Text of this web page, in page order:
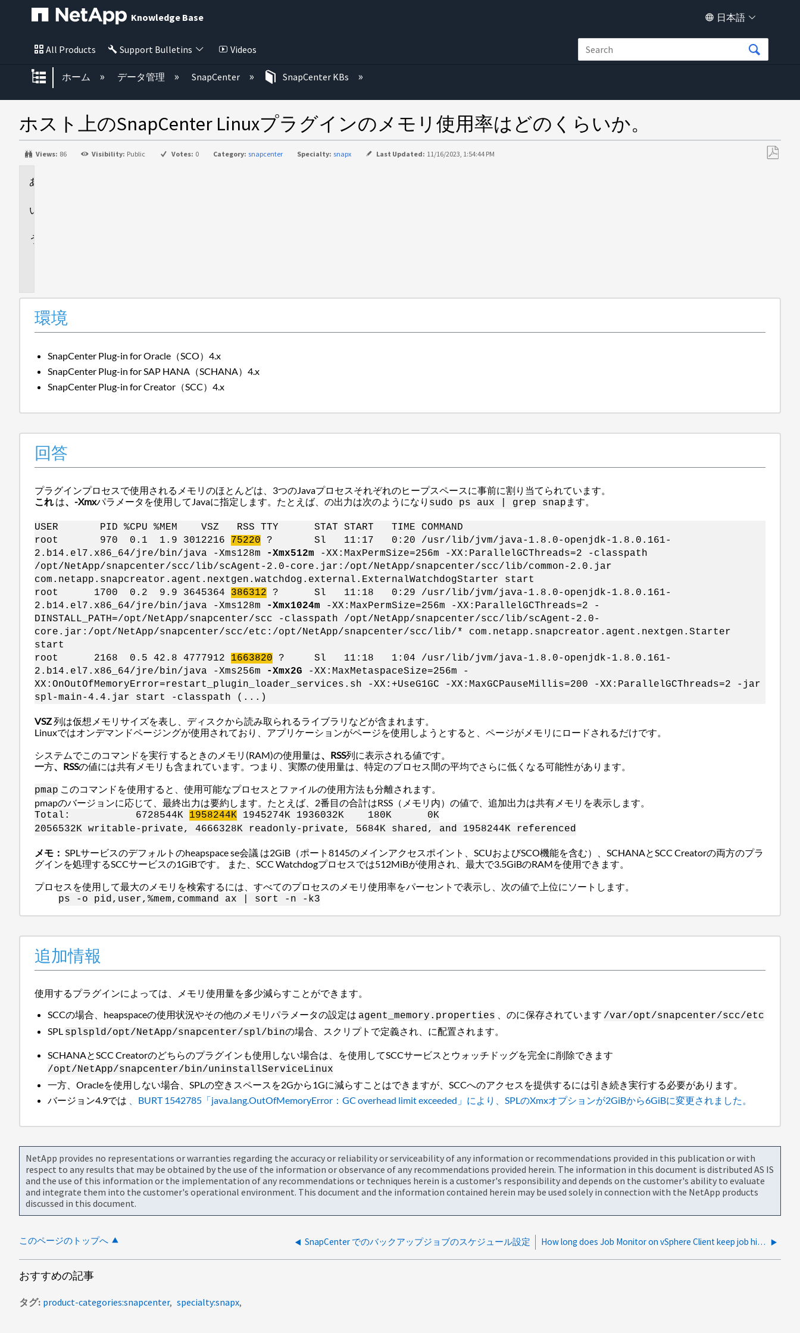
Knowledge Base 日本語
All Products Support Bulletins Videos
グローバル階層を展開/折りたたむ
ホーム データ管理 SnapCenter SnapCenter KBs
ホスト上のSnapCenter Linuxプラグインのメモリ使用率はどのくらいか。
Views: 86 Visibility: Public Votes: 0 Category: snapcenter Specialty: snapx Last Updated: 11/16/2023, 1:54:44 PM
環境
SnapCenter Plug-in for Oracle（SCO）4.x
SnapCenter Plug-in for SAP HANA（SCHANA）4.x
SnapCenter Plug-in for Creator（SCC）4.x
回答
プラグインプロセスで使用されるメモリのほとんどは、3つのJavaプロセスそれぞれのヒープスペースに事前に割り当てられています。
これ は 、-Xmxパラメータを使用してJavaに指定します。たとえば、の出力は次のようになり sudo ps aux | grep snap ます。
USER PID %CPU %MEM VSZ RSS TTY STAT START TIME COMMAND
root 970 0.1 1.9 3012216 75220 ? Sl 11:17 0:20 /usr/lib/jvm/java-1.8.0-openjdk-1.8.0.161-
2.b14.el7.x86_64/jre/bin/java -Xms128m -Xmx512m -XX:MaxPermSize=256m -XX:ParallelGCThreads=2 -classpath
/opt/NetApp/snapcenter/scc/lib/scAgent-2.0-core.jar:/opt/NetApp/snapcenter/scc/lib/common-2.0.jar
com.netapp.snapcreator.agent.nextgen.watchdog.external.ExternalWatchdogStarter start
root 1700 0.2 9.9 3645364 386312 ? Sl 11:18 0:29 /usr/lib/jvm/java-1.8.0-openjdk-1.8.0.161-
2.b14.el7.x86_64/jre/bin/java -Xms128m -Xmx1024m -XX:MaxPermSize=256m -XX:ParallelGCThreads=2 -
DINSTALL_PATH=/opt/NetApp/snapcenter/scc -classpath /opt/NetApp/snapcenter/scc/lib/scAgent-2.0-
core.jar:/opt/NetApp/snapcenter/scc/etc:/opt/NetApp/snapcenter/scc/lib/* com.netapp.snapcreator.agent.nextgen.Starter
start
root 2168 0.5 42.8 4777912 1663820 ? Sl 11:18 1:04 /usr/lib/jvm/java-1.8.0-openjdk-1.8.0.161-
2.b14.el7.x86_64/jre/bin/java -Xms256m -Xmx2G
-XX:MaxMetaspaceSize=256m -
XX:OnOutOfMemoryError=restart_plugin_loader_services.sh -XX:+UseG1GC -XX:MaxGCPauseMillis=200 -XX:ParallelGCThreads=2 -jar
spl-main-4.4.jar start -classpath (...)
VSZ列は仮想メモリサイズを表し、ディスクから読み取られるライブラリなどが含まれます。
Linuxではオンデマンドページングが使用されており、アプリケーションがページを使用しようとすると、ページがメモリにロードされるだけです。
システムでこのコマンドを実行 するときのメモリ(RAM)の使用量は 、RSS列に表示される値です。
一方 、RSSの値には共有メモリも含まれています。つまり、実際の使用量は、特定のプロセス間の平均でさらに低くなる可能性があります。
pmap このコマンドを使用すると、使用可能なプロセスとファイルの使用方法も分離されます。
pmapのバージョンに応じて、最終出力は要約します。たとえば、2番目の合計はRSS（メモリ内）の値で、追加出力は共有メモリを表示します。
Total: 6728544K 1958244K 1945274K 1936032K 180K 0K
2056532K writable-private, 4666328K readonly-private, 5684K shared, and 1958244K referenced
メモ： SPLサービスのデフォルトのheapspace se会議 は2GiB（ポート8145のメインアクセスポイント、SCUおよびSCO機能を含む）、SCHANAとSCC Creatorの両方のプラ
グインを処理するSCCサービスの1GiBです。 また、SCC Watchdogプロセスでは512MiBが使用され、最大で3.5GiBのRAMを使用できます。
プロセスを使用して最大のメモリを検索するには、すべてのプロセスのメモリ使用率をパーセントで表示し、次の値で上位にソートします。
ps -o pid,user,%mem,command ax | sort -n -k3
追加情報
使用するプラグインによっては、メモリ使用量を多少減らすことができます。
SCCの場合、heapspaceの使用状況やその他のメモリパラメータの設定は agent_memory.properties 、のに保存されています /var/opt/snapcenter/scc/etc
SPL splspld/opt/NetApp/snapcenter/spl/binの場合、スクリプトで定義され、に配置されます。
SCHANAとSCC Creatorのどちらのプラグインも使用しない場合は、を使用してSCCサービスとウォッチドッグを完全に削除できます
/opt/NetApp/snapcenter/bin/uninstallServiceLinux
一方、Oracleを使用しない場合、SPLの空きスペースを2Gから1Gに減らすことはできますが、SCCへのアクセスを提供するには引き続き実行する必要があります。
バージョン4.9では
、BURT 1542785「java.lang.OutOfMemoryError：GC overhead limit exceeded」により、SPLのXmxオプションが2GiBから6GiBに変更されました。
NetApp provides no representations or warranties regarding the accuracy or reliability or serviceability of any information or recommendations provided in this publication or with
respect to any results that may be obtained by the use of the information or observance of any recommendations provided herein. The information in this document is distributed AS IS
and the use of this information or the implementation of any recommendations or techniques herein is a customer's responsibility and depends on the customer's ability to evaluate
and integrate them into the customer's operational environment. This document and the information contained herein may be used solely in connection with the NetApp products
discussed in this document.
このページのトップへ SnapCenter でのバックアップジョブのスケジュール設定 How long does Job Monitor on vSphere Client keep job history
おすすめの記事
タグ product-categories:snapcenter specialty:snapx